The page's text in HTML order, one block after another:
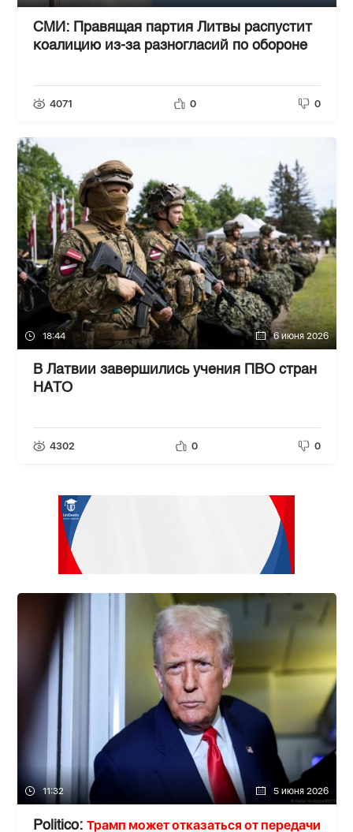
СМИ: Правящая партия Литвы распустит
коалицию из-за разногласий по обороне
4071 0 0
18:44 6 июня 2026
В Латвии завершились учения ПВО стран
НАТО
4302 0 0
11:32 5 июня 2026
Politico: Трамп может отказаться от передачи